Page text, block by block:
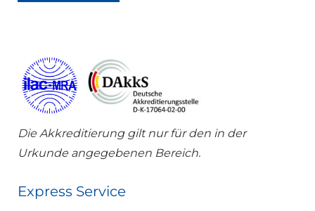
Die Akkreditierung gilt nur für den in der
Urkunde angegebenen Bereich.
Express Service